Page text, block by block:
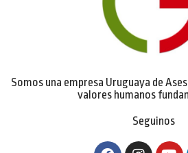
Somos una empresa Uruguaya de
valores humanos
Seguinos